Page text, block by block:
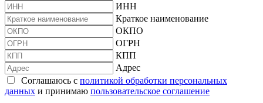
ИНН
Краткое наименование
ОКПО
ОГРН
КПП
Адрес
Соглашаюсь с политикой обработки персональных
данных и принимаю пользовательское соглашение